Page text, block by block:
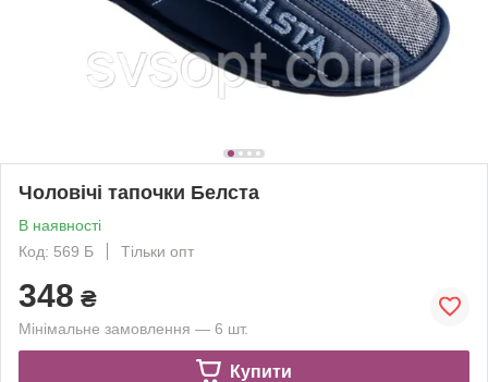
Чоловічі тапочки Белста
В наявності
Код: 569 Б
Тільки опт
348 ₴
Мінімальне замовлення — 6 шт.
Купити